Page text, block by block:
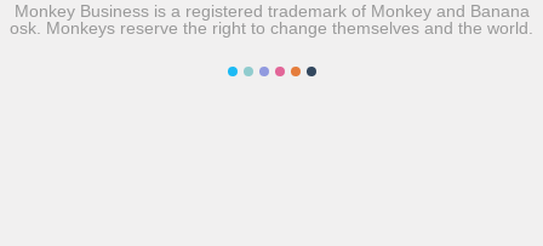
Monkey Business is a registered trademark of Monkey and Banana
osk. Monkeys reserve the right to change themselves and the world.